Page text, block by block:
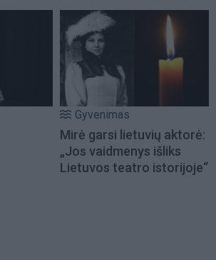
Gyvenimas
Mirė garsi lietuvių aktorė:
„Jos vaidmenys išliks
Lietuvos teatro istorijoje“